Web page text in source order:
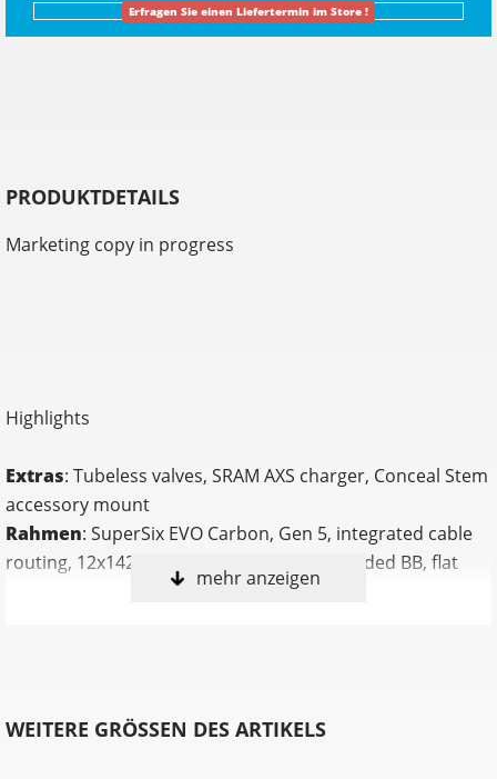
Erfragen Sie einen Liefertermin im Store !
PRODUKTDETAILS
Marketing copy in progress
Highlights
Extras: Tubeless valves, SRAM AXS charger, Conceal Stem
accessory mount
Rahmen: SuperSix EVO Carbon, Gen 5, integrated cable
routing, 12x142 thru-axle, BSA 68mm threaded BB, flat
mount disc, integrated seat binder, UDH
race, 12x100mm thru-axle, flat mount disc, internal
mehr anzeigen
WEITERE GRÖSSEN DES ARTIKELS